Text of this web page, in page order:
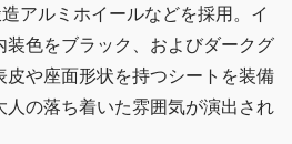
アルミホイールなどを採用。イ
装色をブラック、およびダークグ
皮や座面形状を持つシートを装備
人の落ち着いた雰囲気が演出され